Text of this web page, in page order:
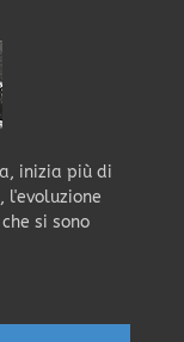
inizia più di
l'evoluzione
si sono